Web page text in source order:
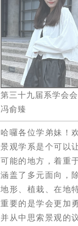
第三十九届系学会
冯俞臻
哈囉各位学弟妹！
景观学系是个可以
可能的地方，着重
涵盖了多元面向，
地形、植栽、在地
重要的是学会更加
并从中思索景观的